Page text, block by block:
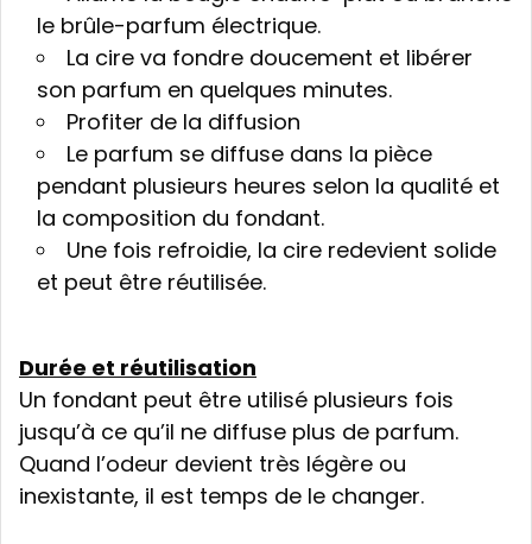
le brûle-parfum électrique.
La cire va fondre doucement et libérer
son parfum en quelques minutes.
Profiter de la diffusion
Le parfum se diffuse dans la pièce
pendant plusieurs heures selon la qualité et
la composition du fondant.
Une fois refroidie, la cire redevient solide
et peut être réutilisée.
Durée et réutilisation
Un fondant peut être utilisé plusieurs fois
jusqu’à ce qu’il ne diffuse plus de parfum.
Quand l’odeur devient très légère ou
inexistante, il est temps de le changer.